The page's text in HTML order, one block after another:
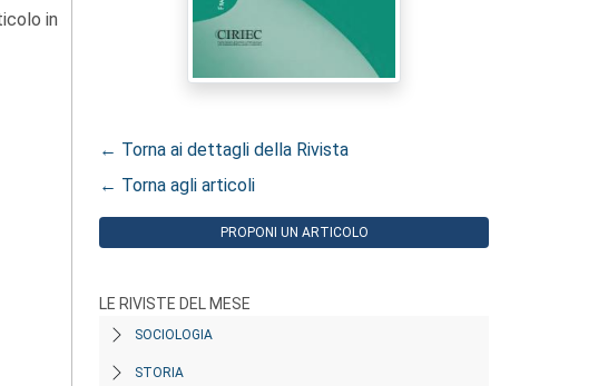
in
← Torna ai dettagli della Rivista
← Torna agli articoli
PROPONI UN ARTICOLO
LE RIVISTE DEL MESE
SOCIOLOGIA
STORIA